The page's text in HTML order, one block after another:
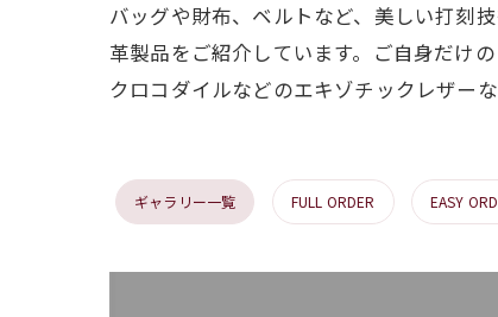
バッグや財布、ベルトなど、美しい打刻
革製品をご紹介しています。ご自身だけ
クロコダイルなどのエキゾチックレザー
ギャラリー一覧 FULL ORDER EASY